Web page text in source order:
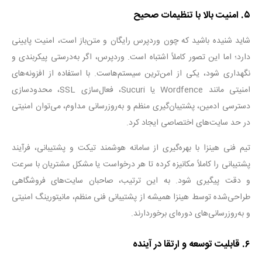
۵. امنیت بالا با تنظیمات صحیح
شاید شنیده باشید که چون وردپرس رایگان و متن‌باز است، امنیت پایینی
دارد؛ اما این تصور کاملاً اشتباه است. وردپرس، اگر به‌درستی پیکربندی و
نگهداری شود، یکی از امن‌ترین سیستم‌هاست. با استفاده از افزونه‌های
امنیتی مانندWordfence یاSucuri ، فعال‌سازیSSL
، محدودسازی
دسترسی ادمین، پشتیبان‌گیری منظم و به‌روزرسانی مداوم، می‌توان امنیتی
در حد سایت‌های اختصاصی ایجاد کرد.
تیم فنی هینزا با بهره‌گیری از سامانه هوشمند تیکت و پشتیبانی، فرآیند
پشتیبانی را کاملاً مکانیزه کرده تا هر درخواست یا مشکل مشتریان با سرعت
و دقت پیگیری شود. به این ترتیب، صاحبان سایت‌های فروشگاهی
طراحی‌شده توسط هینزا همیشه از پشتیبانی فنی منظم، مانیتورینگ امنیتی
و به‌روزرسانی‌های دوره‌ای برخوردارند.
۶. قابلیت توسعه و ارتقا در آینده